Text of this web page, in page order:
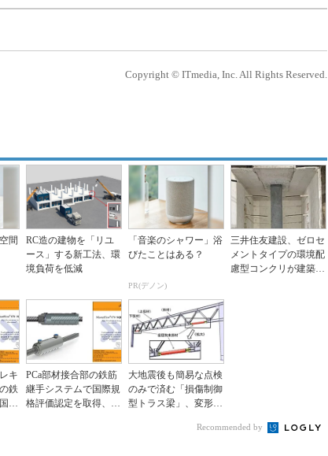
Copyright © ITmedia, Inc. All Rights Reserved.
間
RC造の建物を「リユ
ース」する新工法、環
境負荷を低減
「音楽のシャワー」浴
びたことはある？
PR(デノン)
三井住友建設、ゼロセ
メントタイプの環境配
慮型コンクリが建築構
キ
鉄
際
PCa部材接合部の鉄筋
継手システムで国際規
格評価認定を取得、三
大地震後も簡易な点検
のみで済む「損傷制御
型トラス梁」、変形が
Recommended by